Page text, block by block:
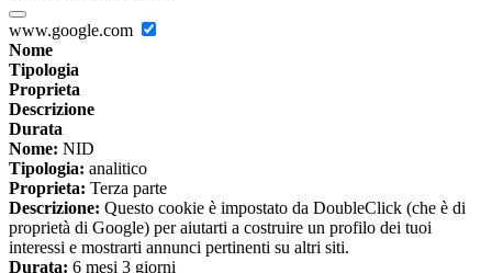
www.google.com
Nome
Tipologia
Proprieta
Descrizione
Durata
Nome: NID
Tipologia: analitico
Proprieta: Terza parte
Descrizione: Questo cookie è impostato da DoubleClick (che è di
proprietà di Google) per aiutarti a costruire un profilo dei tuoi
interessi e mostrarti annunci pertinenti su altri siti.
Durata: 6 mesi 3 giorni